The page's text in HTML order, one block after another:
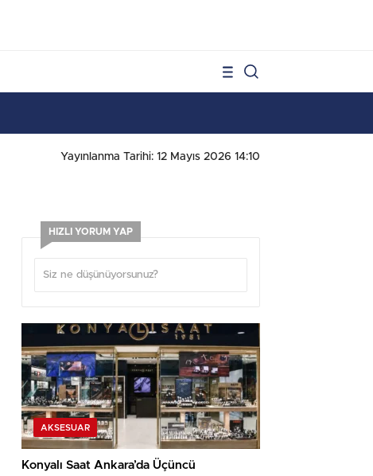
Yayınlanma Tarihi: 12 Mayıs 2026 14:10
HIZLI YORUM YAP
AKSESUAR
Konyalı Saat Ankara’da Üçüncü